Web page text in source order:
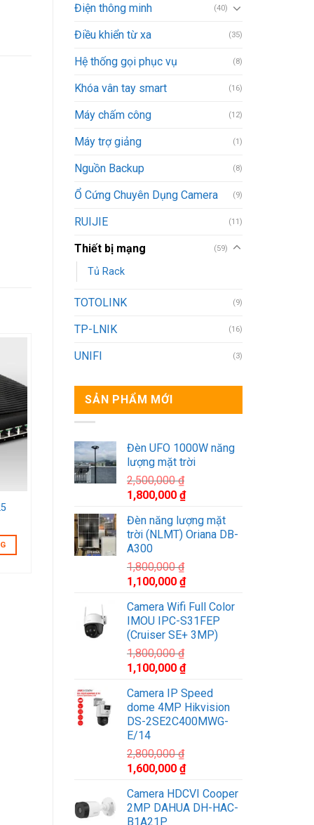
Điện thông minh (40)
Điều khiển từ xa (35)
Hệ thống gọi phục vụ (8)
Khóa vân tay smart (16)
Máy chấm công (12)
Máy trợ giảng (1)
Nguồn Backup (8)
Ổ Cứng Chuyên Dụng Camera (9)
RUIJIE (11)
Thiết bị mạng (59)
Tủ Rack
TOTOLINK (9)
TP-LNIK (16)
UNIFI (3)
SẢN PHẨM MỚI
Đèn UFO 1000W năng
lượng mặt trời
2,500,000₫
Giá
là:
2,500,000 ₫.
1,800,000 ₫Giá
tại
là:
Đèn năng lượng mặt
trời (NLMT) Oriana DB-
A300
1,800,000₫
Giá
là:
1,800,000 ₫.
1,100,000 ₫Giá
tại
là:
1,100,000 ₫.
Camera Wifi Full Color
IMOU IPC-S31FEP
(Cruiser SE+ 3MP)
1,800,000₫
Giá
là:
1,800,000 ₫.
1,100,000 ₫Giá
tại
là:
1,100,000 ₫.
Camera IP Speed
dome 4MP Hikvision
DS-2SE2C400MWG-
E/14
2,800,000₫
Giá
là:
2,800,000 ₫.
1,600,000 ₫Giá
tại
là:
Camera HDCVI Cooper
2MP DAHUA DH-HAC-
B1A21P